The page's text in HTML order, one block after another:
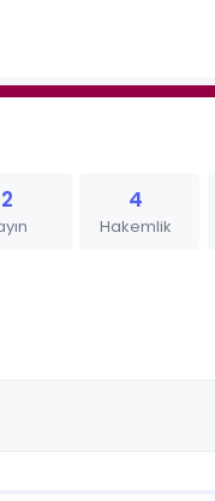
2 4
Hakemlik